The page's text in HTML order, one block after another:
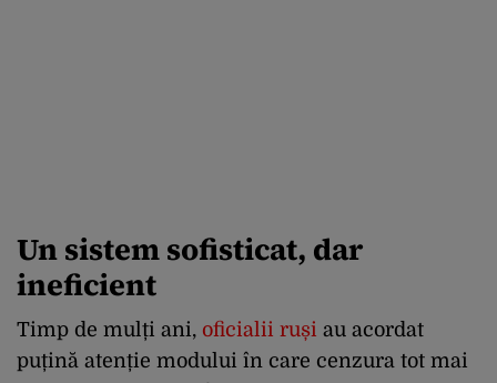
Un sistem sofisticat, dar
ineficient
Timp de mulți ani, oficialii ruși au acordat
puțină atenție modului în care cenzura tot mai